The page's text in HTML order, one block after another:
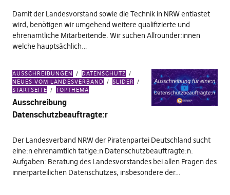
Damit der Landesvorstand sowie die Technik in NRW entlastet
wird, benötigen wir umgehend weitere qualifizierte und
ehrenamtliche Mitarbeitende. Wir suchen Allrounder:innen
welche hauptsächlich…
AUSSCHREIBUNGEN
DATENSCHUTZ
NEUES VOM LANDESVERBAND
SLIDER
STARTSEITE
TOPTHEMA
Ausschreibung
Datenschutzbeauftragte:r
Der Landesverband NRW der Piratenpartei Deutschland sucht
eine:n ehrenamtlich tätige:n Datenschutzbeauftragte:n.
Aufgaben: Beratung des Landesvorstandes bei allen Fragen des
innerparteilichen Datenschutzes, insbesondere der…